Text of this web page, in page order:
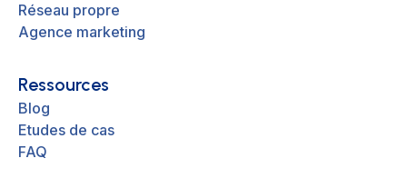
Réseau propre
Agence marketing
Ressources
Blog
Etudes de cas
FAQ